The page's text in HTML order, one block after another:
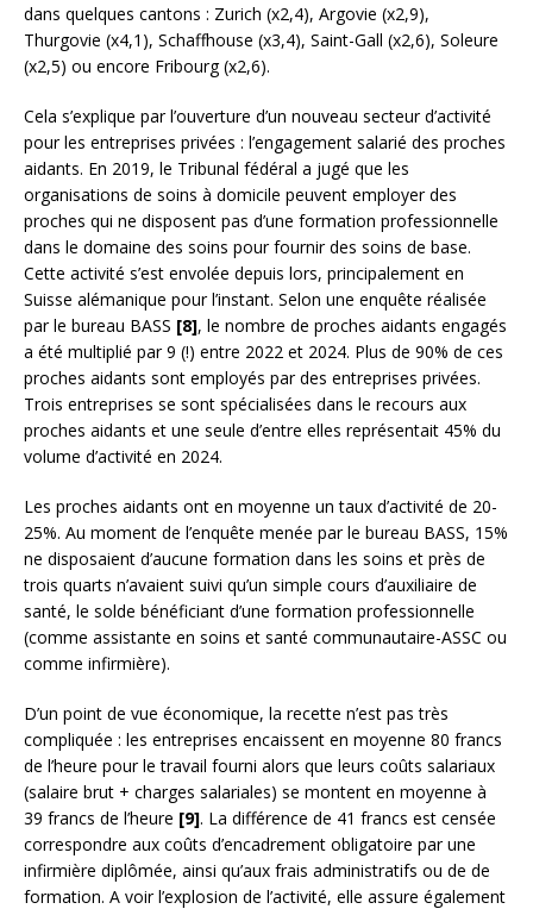
dans quelques cantons : Zurich (x2,4), Argovie (x2,9),
Thurgovie (x4,1), Schaffhouse (x3,4), Saint-Gall (x2,6), Soleure
(x2,5) ou encore Fribourg (x2,6).
Cela s’explique par l’ouverture d’un nouveau secteur d’activité
pour les entreprises privées : l’engagement salarié des proches
aidants. En 2019, le Tribunal fédéral a jugé que les
organisations de soins à domicile peuvent employer des
proches qui ne disposent pas d’une formation professionnelle
dans le domaine des soins pour fournir des soins de base.
Cette activité s’est envolée depuis lors, principalement en
Suisse alémanique pour l’instant. Selon une enquête réalisée
par le bureau BASS [8], le nombre de proches aidants engagés
a été multiplié par 9 (!) entre 2022 et 2024. Plus de 90% de ces
proches aidants sont employés par des entreprises privées.
Trois entreprises se sont spécialisées dans le recours aux
proches aidants et une seule d’entre elles représentait 45% du
volume d’activité en 2024.
Les proches aidants ont en moyenne un taux d’activité de 20-
25%. Au moment de l’enquête menée par le bureau BASS, 15%
ne disposaient d’aucune formation dans les soins et près de
trois quarts n’avaient suivi qu’un simple cours d’auxiliaire de
santé, le solde bénéficiant d’une formation professionnelle
(comme assistante en soins et santé communautaire-ASSC ou
comme infirmière).
D’un point de vue économique, la recette n’est pas très
compliquée : les entreprises encaissent en moyenne 80 francs
de l’heure pour le travail fourni alors que leurs coûts salariaux
(salaire brut + charges salariales) se montent en moyenne à
39 francs de l’heure [9]. La différence de 41 francs est censée
correspondre aux coûts d’encadrement obligatoire par une
infirmière diplômée, ainsi qu’aux frais administratifs ou de de
formation. A voir l’explosion de l’activité, elle assure également